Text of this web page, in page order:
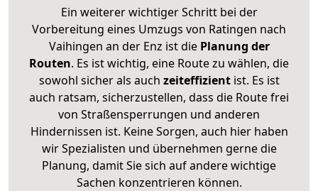
Ein weiterer wichtiger Schritt bei der
Vorbereitung eines Umzugs von Ratingen nach
Vaihingen an der Enz ist diePlanung der
Routen. Es ist wichtig, eine Route zu wählen, die
sowohl sicher als auch zeiteffizientist. Es ist
auch ratsam, sicherzustellen, dass die Route frei
von Straßensperrungen und anderen
Hindernissen ist. Keine Sorgen, auch hier haben
wir Spezialisten und übernehmen gerne die
Planung, damit Sie sich auf andere wichtige
Sachen konzentrieren können.